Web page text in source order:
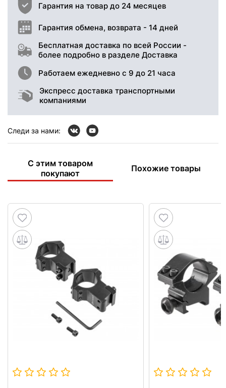
Гарантия на товар до 24 месяцев
Гарантия обмена, возврата - 14 дней
Бесплатная доставка по всей России -
более подробно в разделе Доставка
Работаем ежедневно с 9 до 21 часа
Экспресс доставка транспортными
компаниями
Следи за нами:
С этим товаром
покупают
Похожие товары